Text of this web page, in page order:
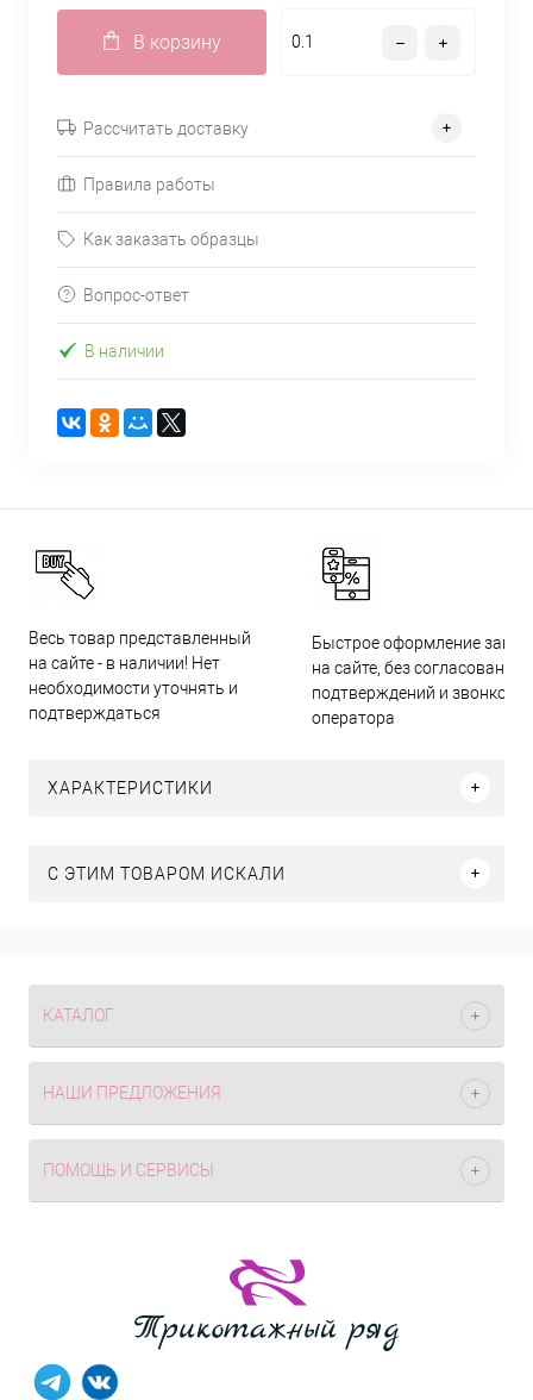
В корзину
Рассчитать доставку
Правила работы
Как заказать образцы
Вопрос-ответ
В наличии
Весь товар представленный
на сайте - в наличии! Нет
необходимости уточнять и
подтверждаться
Быстрое оформление
на сайте, без согласований,
подтверждений и звонков
оператора
ХАРАКТЕРИСТИКИ
C ЭТИМ ТОВАРОМ ИСКАЛИ
КАТАЛОГ
НАШИ ПРЕДЛОЖЕНИЯ
ПОМОЩЬ И СЕРВИСЫ